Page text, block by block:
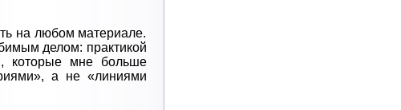
на любом материале.
делом: практикой
которые мне больше
а не «линиями